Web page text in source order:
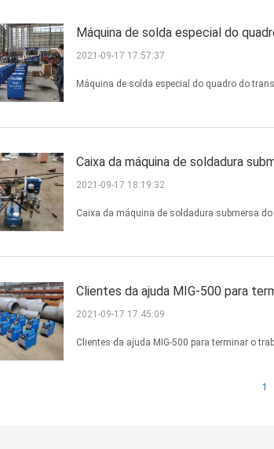
Máquina de solda especial do
2021-09-17 17:57:37
Máquina de solda especial do quadro do
Caixa da máquina de soldadura
2021-09-17 18:19:32
Caixa da máquina de soldadura submersa do
Clientes da ajuda MIG-500 para
2021-09-17 17:45:09
Clientes da ajuda MIG-500 para terminar o
1